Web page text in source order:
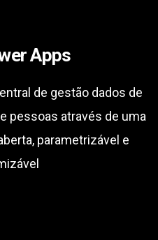
Apps
de gestão dados de
pessoas através de uma
parametrizável e